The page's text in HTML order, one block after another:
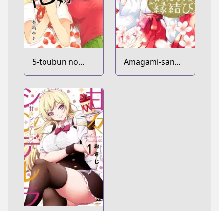
5-toubun no
Hanayome
Amagami-san
Chi no Enmusubi